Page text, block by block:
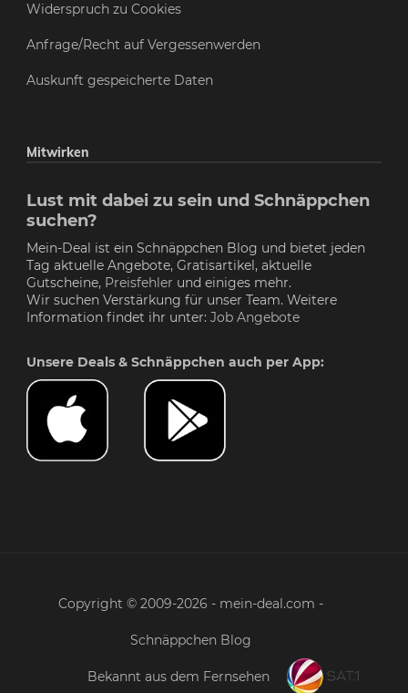
Widerspruch zu Cookies
Anfrage/Recht auf Vergessenwerden
Auskunft gespeicherte Daten
Mitwirken
Lust mit dabei zu sein und Schnäppchen
suchen?
Mein-Deal ist ein Schnäppchen Blog und bietet jeden
Tag aktuelle Angebote, Gratisartikel, aktuelle
Gutscheine, Preisfehler und einiges mehr.
Wir suchen Verstärkung für unser Team. Weitere
Information findet ihr unter: Job Angebote
Unsere Deals & Schnäppchen auch per App:
Copyright © 2009-2026 - mein-deal.com -
Schnäppchen Blog
Bekannt aus dem Fernsehen